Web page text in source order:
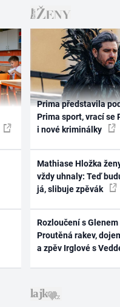
Prima představila
Prima sport, vrací se
i nové kriminálky
Mathiase Hložka
vždy uhnaly: Teď
já, slibuje zpěvák
Rozloučení s
Proutěná rakev,
a zpěv Irglové s